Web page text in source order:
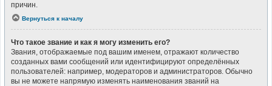
причин.
Вернуться к началу
Что такое звание и как я могу изменить его?
Звания, отображаемые под вашим именем, отражают количество
созданных вами сообщений или идентифицируют определённых
пользователей: например, модераторов и администраторов. Обычно
вы не можете напрямую изменять наименования званий на